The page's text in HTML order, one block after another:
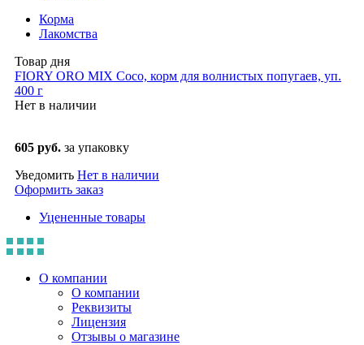
Корма
Лакомства
Товар дня
FIORY ORO MIX Coco, корм для волнистых попугаев, уп.
400 г
Нет в наличии
605 руб. за упаковку
Уведомить Нет в наличии
Оформить заказ
Уцененные товары
О компании
О компании
Реквизиты
Лицензия
Отзывы о магазине